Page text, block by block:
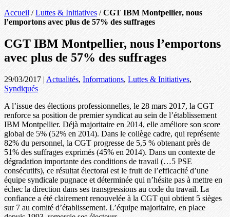
Accueil /Luttes & Initiatives /CGT IBM Montpellier, nous
l’emportons avec plus de 57% des suffrages
CGT IBM Montpellier, nous l’emportons
avec plus de 57% des suffrages
29/03/2017 | Actualités, Informations, Luttes & Initiatives,
Syndiqués
A l’issue des élections professionnelles, le 28 mars 2017, la CGT
renforce sa position de premier syndicat au sein de l’établissement
IBM Montpellier. Déjà majoritaire en 2014, elle améliore son score
global de 5% (52% en 2014). Dans le collège cadre, qui représente
82% du personnel, la CGT progresse de 5,5 % obtenant près de
51% des suffrages exprimés (45% en 2014). Dans un contexte de
dégradation importante des conditions de travail (…5 PSE
consécutifs), ce résultat électoral est le fruit de l’efficacité d’une
équipe syndicale pugnace et déterminée qui n’hésite pas à mettre en
échec la direction dans ses transgressions au code du travail. La
confiance a été clairement renouvelée à la CGT qui obtient 5 sièges
sur 7 au comité d’établissement. L’équipe majoritaire, en place